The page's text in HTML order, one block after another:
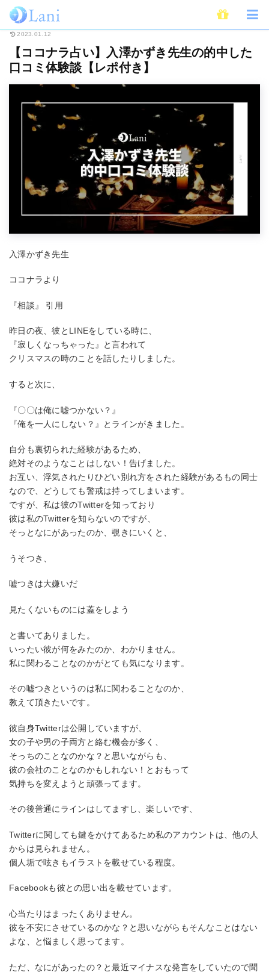
ホーム 占い 【ココナラ占い】入澤かずき先生の的中した
2023.01.12
【ココナラ占い】入澤かずき先生の的中した
口コミ体験談【レポ付き】
入澤かずき先生
ココナラより
『相談』 引用
昨日の夜、彼とLINEをしている時に、
『寂しくなっちゃった』と言われて
クリスマスの時のことを話したりしました。
すると次に、
『〇〇は俺に嘘つかない？』
『俺を一人にしない？』とラインがきました。
自分も裏切られた経験があるため、
絶対そのようなことはしない！告げました。
お互い、浮気されたりひどい別れ方をされた経験があるもの同士
なので、どうしても警戒は持ってしまいます。
ですが、私は彼のTwitterを知っており
彼は私のTwitterを知らないのですが、
そっとなにがあったのか、覗きにいくと、
うそつき、
嘘つきは大嫌いだ
見たくないものには蓋をしよう
と書いてありました。
いったい彼が何をみたのか、わかりません。
私に関わることなのかがとても気になります。
その嘘つきというのは私に関わることなのか、
教えて頂きたいです。
彼自身Twitterは公開していますが、
女の子や男の子両方と絡む機会が多く、
そっちのことなのかな？と思いながらも、
彼の会社のことなのかもしれない！とおもって
気持ちを変えようと頑張ってます。
その後普通にラインはしてますし、楽しいです、
Twitterに関しても鍵をかけてあるため私のアカウントは、他の人
からは見られません。
個人垢で呟きもイラストを載せている程度。
Facebookも彼との思い出を載せています。
心当たりはまったくありません。
彼を不安にさせているのかな？と思いながらもそんなことはない
よな、と悩ましく思ってます。
ただ、なにがあったの？と最近マイナスな発言をしていたので聞